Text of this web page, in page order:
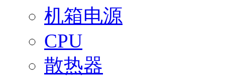
机箱电源
CPU
散热器